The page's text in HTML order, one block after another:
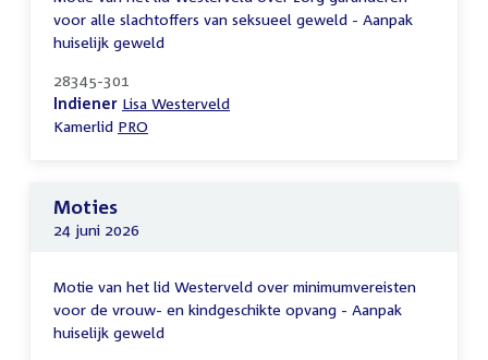
voor alle slachtoffers van seksueel geweld - Aanpak
huiselijk geweld
28345-301
Indiener Lisa Westerveld
Kamerlid PRO
Moties
24 juni 2026
Motie van het lid Westerveld over minimumvereisten
voor de vrouw- en kindgeschikte opvang - Aanpak
huiselijk geweld